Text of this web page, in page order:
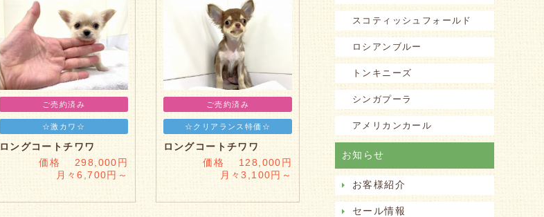
ご売約済み
☆激カワ☆
ロングコートチワワ
価格 298,000円
月々6,700円～
ご売約済み
☆クリアランス特価☆
ロングコートチワワ
価格 128,000円
月々3,100円～
スコティッシュフォールド
ロシアンブルー
トンキニーズ
シンガプーラ
アメリカンカール
お知らせ
お客様紹介
セール情報